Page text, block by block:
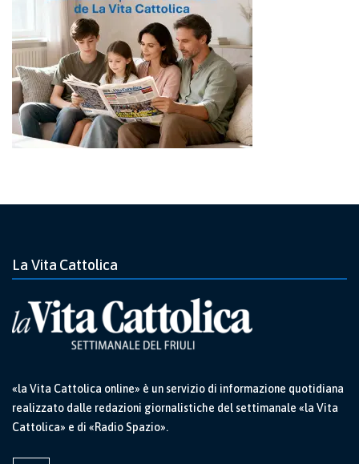
La Vita Cattolica
«la Vita Cattolica online» è un servizio di informazione quotidiana
realizzato dalle redazioni giornalistiche del settimanale «la Vita
Cattolica» e di «Radio Spazio».